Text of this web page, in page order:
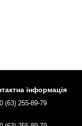
інформація
(63) 255-89-79